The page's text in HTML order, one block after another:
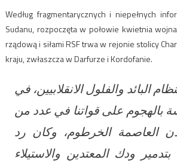
Według fragmentarycznych i niepełnych
Sudanu, rozpoczęta w połowie kwietnia
rządową i siłami RSF trwa w rejonie stolicy
kraju, zwłaszcza w Darfurze i Kordofanie.
البائد والفلول الانقلابيين، في
بالهجوم على قواتنا في عدد من
العاصمة الخرطوم، وكان رد
ودك المعتدين والاستيلاء